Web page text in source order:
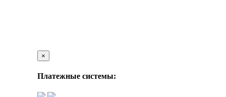
×
Платежные системы: